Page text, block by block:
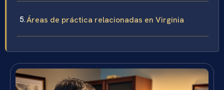
Áreas de práctica relacionadas en Virginia